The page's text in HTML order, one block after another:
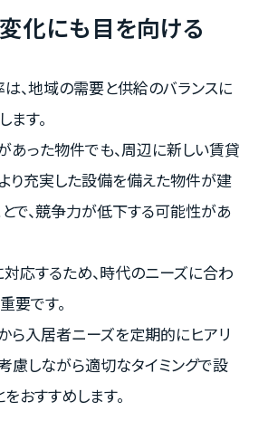
化にも目を向ける
、地域の需要と供給のバランスに
ます。
あった物件でも、周辺に新しい賃貸
り充実した設備を備えた物件が建
で、競争力が低下する可能性があ
応するため、時代のニーズに合わ
要です。
ら入居者ニーズを定期的にヒアリ
慮しながら適切なタイミングで設
おすすめします。